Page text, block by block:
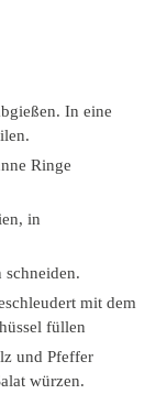
In eine
Ringe
in
mit dem
füllen
und Pfeffer
würzen.